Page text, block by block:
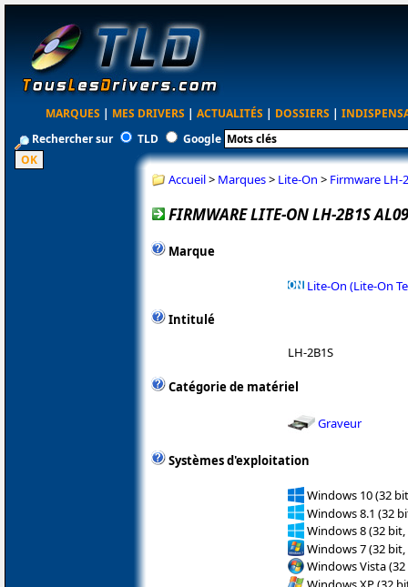
MARQUES | MES DRIVERS | ACTUALITÉS | DOSSIERS |
Rechercher sur
TLD Google
Accueil> Marques> Lite-On > Firmware LH-
FIRMWARE LITE-ON LH-2B1S AL09
Marque
Lite-On (Lite-On
Intitulé
LH-2B1S
Catégorie de matériel
Graveur
Systèmes d'exploitation
Windows 10 (32
Windows 8.1 (32
Windows 8 (32 bit,
Windows 7 (32 bit,
Windows Vista
Windows XP (32